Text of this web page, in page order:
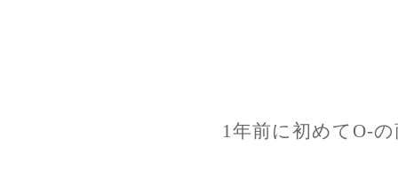
1年前に初めてO-